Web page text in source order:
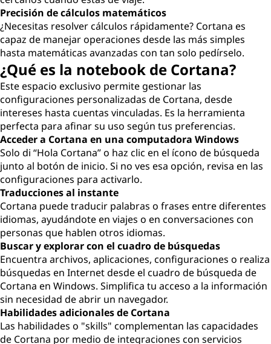
Precisión de cálculos matemáticos
¿Necesitas resolver cálculos rápidamente? Cortana es
capaz de manejar operaciones desde las más simples
hasta matemáticas avanzadas con tan solo pedírselo.
¿Qué es la notebook de Cortana?
Este espacio exclusivo permite gestionar las
configuraciones personalizadas de Cortana, desde
intereses hasta cuentas vinculadas. Es la herramienta
perfecta para afinar su uso según tus preferencias.
Acceder a Cortana en una computadora Windows
Solo di “Hola Cortana” o haz clic en el ícono de búsqueda
junto al botón de inicio. Si no ves esa opción, revisa en las
configuraciones para activarlo.
Traducciones al instante
Cortana puede traducir palabras o frases entre diferentes
idiomas, ayudándote en viajes o en conversaciones con
personas que hablen otros idiomas.
Buscar y explorar con el cuadro de búsquedas
Encuentra archivos, aplicaciones, configuraciones o realiza
búsquedas en Internet desde el cuadro de búsqueda de
Cortana en Windows. Simplifica tu acceso a la información
sin necesidad de abrir un navegador.
Habilidades adicionales de Cortana
Las habilidades o "skills" complementan las capacidades
de Cortana por medio de integraciones con servicios